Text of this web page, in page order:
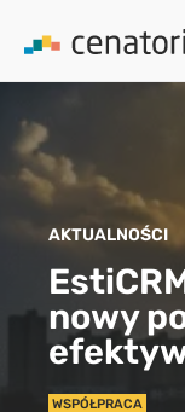
AKTUALNOŚCI
nowy
WSPÓŁPRACA